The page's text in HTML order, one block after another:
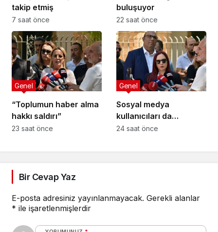
takip etmiş
7 saat önce
buluşuyor
22 saat önce
“Toplumun haber alma
hakkı saldırı”
Genel
23 saat önce
Sosyal medya
kullanıcıları da
tehlikede
Genel
24 saat önce
Bir Cevap Yaz
E-posta adresiniz yayınlanmayacak. Gerekli alanlar
* ile işaretlenmişlerdir